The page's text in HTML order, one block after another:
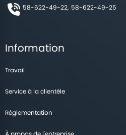
58-622-49-22, 58-622-49-25
Information
Travail
Service à la clientèle
Réglementation